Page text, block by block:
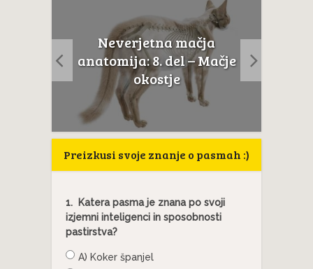
Neverjetna mačja
anatomija: 8. del – Mačje
okostje
Preizkusi svoje znanje o pasmah :)
1.
Katera pasma je znana po svoji
izjemni inteligenci in sposobnosti
pastirstva?
A) Koker španjel